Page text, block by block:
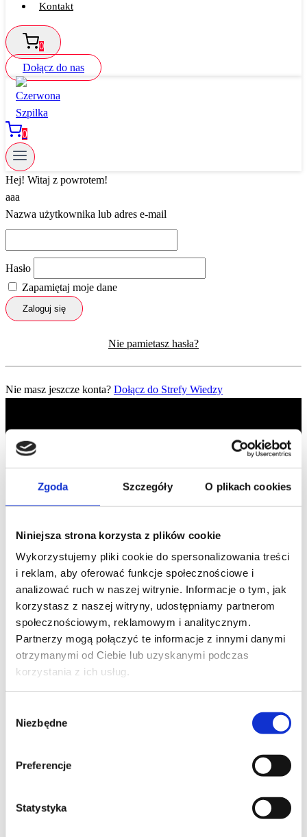
Zgoda Szczegóły O plikach cookies
Niniejsza strona korzysta z plików cookie
Wykorzystujemy pliki cookie do spersonalizowania treści
i reklam, aby oferować funkcje społecznościowe i
analizować ruch w naszej witrynie. Informacje o tym, jak
korzystasz z naszej witryny, udostępniamy partnerom
społecznościowym, reklamowym i analitycznym.
Partnerzy mogą połączyć te informacje z innymi danymi
otrzymanymi od Ciebie lub uzyskanymi podczas
korzystania z ich usług.
zgody
Niezbędne
Preferencje
Statystyka
Kontakt
0
Dołącz do nas
0
Hej! Witaj z powrotem!
aaa
Nazwa użytkownika lub adres e-mail
Hasło
Zapamiętaj moje dane
Zaloguj się
Nie pamietasz hasła?
Nie masz jeszcze konta? Dołącz do Strefy Wiedzy
Szpilka
Profil tiktok Czerwona Szpilka
Profil youtube Czerwona
Szpilka
Kontakt
kontakt@czerwonaszpilka.pl